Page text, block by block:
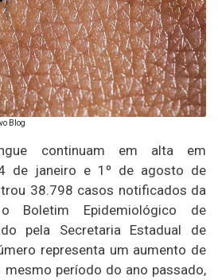
Blog
continuam em alta em
4 de janeiro e 1º de agosto de
38.798 casos notificados da
Boletim Epidemiológico de
pela Secretaria Estadual de
representa um aumento de
mesmo período do ano passado,